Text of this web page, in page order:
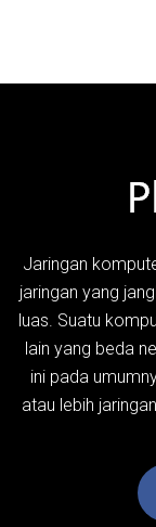
Jaringan
jaringan yang
luas. Suatu
lain yang beda
ini pada
atau lebih